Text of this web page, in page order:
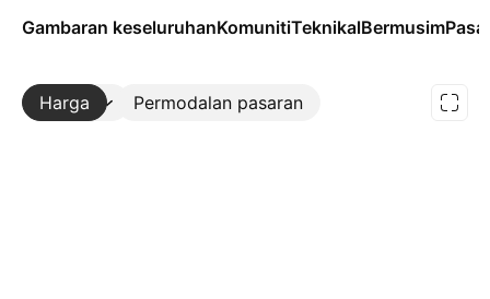
Gambaran keseluruhanKomunitiTeknikalBermusim
Harga Permodalan pasaran
Lebih